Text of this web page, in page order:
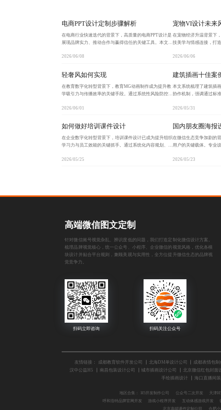
电商PPT设计定制步骤解析
在电商行业快速迭代的背景下，高质量的电商PPT设计是
展现品牌实力、推动合作与赢得信任的关键工具。本文系
结构搭建、视觉呈现与交付反馈五大核心步骤，助力团
2026/06/08
宠物VI设计未来
在宠物经济升温背景下
技美学与情感连接，打
硬件、食品包装及数字
2026/06/06
轻奢风如何实现
在教育数字化转型背景下，教育MG动画制作成为提升教
学吸引力与传播效率的关键手段。通过系统性风险防控、
敏捷、视觉高级耐看，助力教育机构打造兼具专业性与审
2026/06/01
建筑插画十佳案
本文系统梳理了建筑插
协作机制，强调通过标
范交付，助力设计机构
2026/05/31
如何做好培训课件设计
在企业数字化转型背景下，培训课件设计已成为提升组织
学习力与员工效能的关键抓手。通过系统化内容规划、精
从‘可用’到‘爱用’的跃迁，助力企业打造高效、专业、可
2026/05/25
国内朋友圈海报
在微信生态竞争加剧的
用户的关键载体。专业
高效转化。结合动态生
2026/05/23
高端微信图文定制
针对微信账号视觉杂乱、辨识度低的问题，我们打造定制化微信设计方案。
梳理品牌视觉核心，统一公众号、小程序、企业微信的视觉风格，优化各模
块设计并贴合平台规则，兼顾美观与实用性，全方位提升微信生态的品牌视
觉竞争力。
友情链接： 成都教育软件开发公司 北海DM单设计公司
成都表情包制
汉中公益H5
南昌包装设计公司 城市插画设计公司
北京微信红包封面
手绘插画设计
海口直播间
地区合集： H5开发制作公司 公众号二次开发
天津
呼和浩特品牌官网开发
游戏小程序开发 互动体感游戏开发
北京高端课件定制公司
合肥